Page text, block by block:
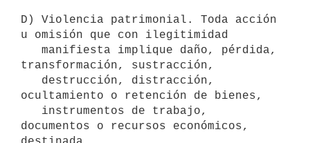
D) Violencia patrimonial. Toda acción
u omisión que con ilegitimidad
transformación, sustracción,
ocultamiento o retención de bienes,
documentos o recursos económicos,